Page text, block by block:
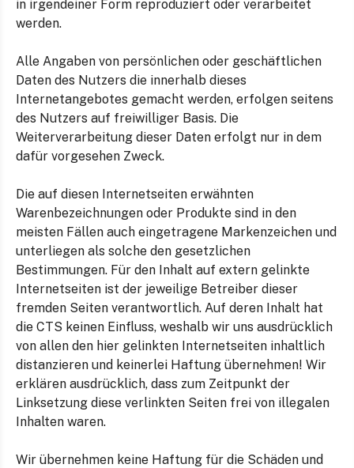
in irgendeiner Form reproduziert oder verarbeitet
werden.
Alle Angaben von persönlichen oder geschäftlichen
Daten des Nutzers die innerhalb dieses
Internetangebotes gemacht werden, erfolgen seitens
des Nutzers auf freiwilliger Basis. Die
Weiterverarbeitung dieser Daten erfolgt nur in dem
dafür vorgesehen Zweck.
Die auf diesen Internetseiten erwähnten
Warenbezeichnungen oder Produkte sind in den
meisten Fällen auch eingetragene Markenzeichen und
unterliegen als solche den gesetzlichen
Bestimmungen. Für den Inhalt auf extern gelinkte
Internetseiten ist der jeweilige Betreiber dieser
fremden Seiten verantwortlich. Auf deren Inhalt hat
die CTS keinen Einfluss, weshalb wir uns ausdrücklich
von allen den hier gelinkten Internetseiten inhaltlich
distanzieren und keinerlei Haftung übernehmen! Wir
erklären ausdrücklich, dass zum Zeitpunkt der
Linksetzung diese verlinkten Seiten frei von illegalen
Inhalten waren.
Wir übernehmen keine Haftung für die Schäden und